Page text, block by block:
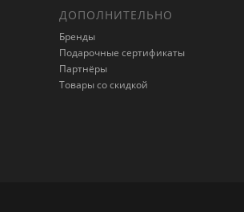
ДОПОЛНИТЕЛЬНО
Бренды
Подарочные сертификаты
Партнёры
Товары со скидкой